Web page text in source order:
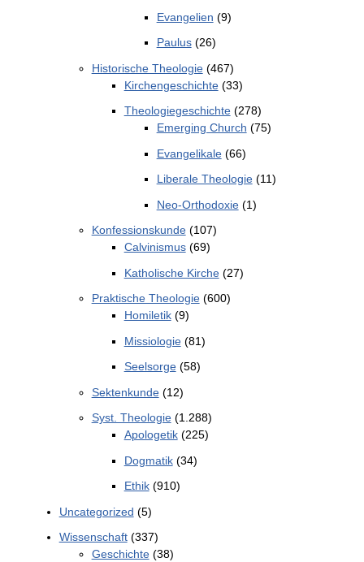
Evangelien (9)
Paulus(26)
Historische Theologie(467)
Kirchengeschichte(33)
Theologiegeschichte(278)
Emerging Church (75)
Evangelikale(66)
Liberale Theologie(11)
Neo-Orthodoxie(1)
Konfessionskunde(107)
Calvinismus(69)
Katholische Kirche(27)
Praktische Theologie(600)
Homiletik(9)
Missiologie(81)
Seelsorge(58)
Sektenkunde(12)
Syst. Theologie(1.288)
Apologetik(225)
Dogmatik(34)
Ethik(910)
Uncategorized (5)
Wissenschaft(337)
Geschichte(38)